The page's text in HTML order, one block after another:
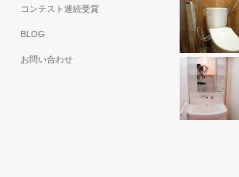
コンテスト連続受賞
BLOG
お問い合わせ